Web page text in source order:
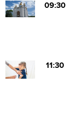
09:30
11:30